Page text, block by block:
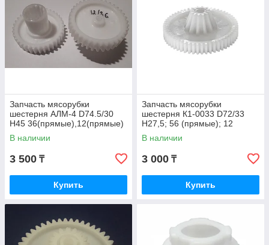
Запчасть мясорубки
шестерня АЛМ-4 D74.5/30
H45 36(прямые),12(прямые)
*В наличии
3 500 ₸
Купить
Запчасть мясорубки
шестерня К1-0033 D72/33
H27,5; 56 (прямые); 12
(прямые) DEX/ Philips
В наличии
3 000 ₸
Купить